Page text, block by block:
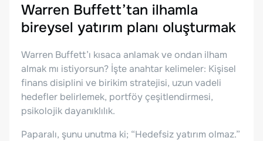
Warren Buffett’tan ilhamla
bireysel yatırım planı oluşturmak
Warren Buffett’ı kısaca anlamak ve ondan ilham
almak mı istiyorsun? İşte anahtar kelimeler: Kişisel
finans disiplini ve birikim stratejisi, uzun vadeli
hedefler belirlemek, portföy çeşitlendirmesi,
psikolojik dayanıklılık.
Paparalı, şunu unutma ki; “Hedefsiz yatırım olmaz.”